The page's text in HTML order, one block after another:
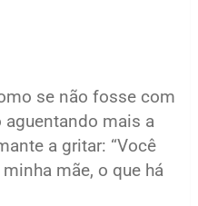
se não fosse com
aguentando mais a
a gritar: “Você
mãe, o que há